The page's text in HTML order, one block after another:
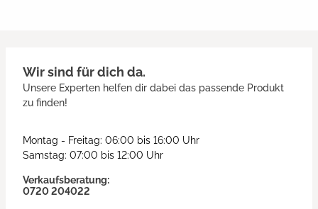
Wir sind für dich da.
Unsere Experten helfen dir dabei das passende Produkt
zu finden!
Montag - Freitag: 06:00 bis 16:00 Uhr
Samstag: 07:00 bis 12:00 Uhr
Verkaufsberatung:
0720 204022